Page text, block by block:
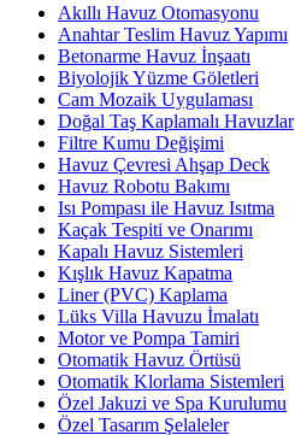
Akıllı Havuz Otomasyonu
Anahtar Teslim Havuz Yapımı
Betonarme Havuz İnşaatı
Biyolojik Yüzme Göletleri
Cam Mozaik Uygulaması
Doğal Taş Kaplamalı Havuzlar
Filtre Kumu Değişimi
Havuz Çevresi Ahşap Deck
Havuz Robotu Bakımı
Isı Pompası ile Havuz Isıtma
Kaçak Tespiti ve Onarımı
Kapalı Havuz Sistemleri
Kışlık Havuz Kapatma
Liner (PVC) Kaplama
Lüks Villa Havuzu İmalatı
Motor ve Pompa Tamiri
Otomatik Havuz Örtüsü
Otomatik Klorlama Sistemleri
Özel Jakuzi ve Spa Kurulumu
Özel Tasarım Şelaleler